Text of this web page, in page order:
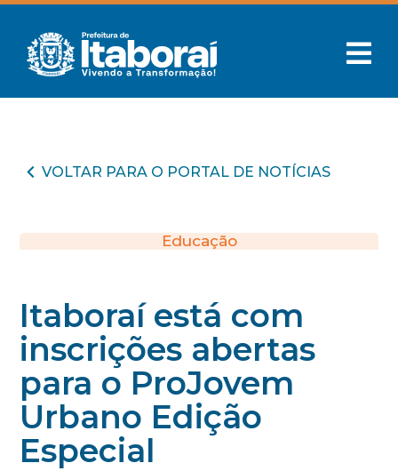
VOLTAR PARA O PORTAL DE NOTÍCIAS
Educação
Itaboraí está com
inscrições abertas
para o ProJovem
Urbano Edição
Especial